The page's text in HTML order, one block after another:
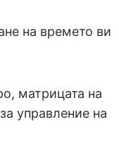
на времето ви
матрицата на
управление на